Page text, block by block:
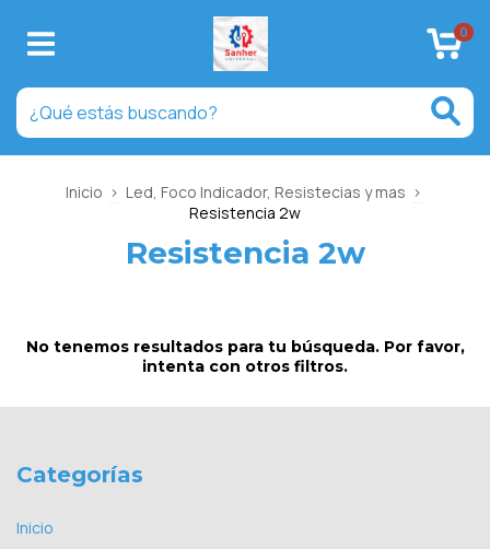
0
Inicio > Led, Foco Indicador, Resistecias y mas >
Resistencia 2w
Resistencia 2w
No tenemos resultados para tu búsqueda. Por favor,
intenta con otros filtros.
Categorías
Inicio